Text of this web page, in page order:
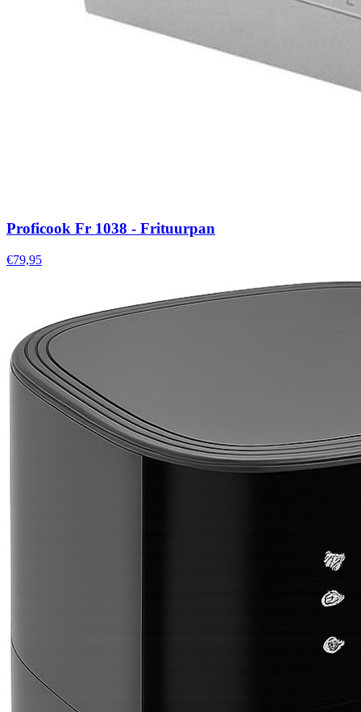
Proficook Fr 1038 - Frituurpan
€79,95